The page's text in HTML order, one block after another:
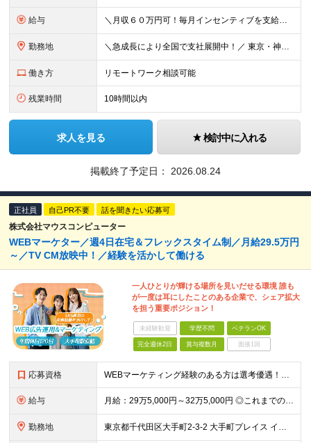
給与 ＼⽉収６０万円可！毎⽉インセンティブを⽀給／ ⽉給３０万円〜+ダブルインセンティブ（個⼈+⽀店達成率に応じて） ※営業⼿当含む ▼下記固定残業代を含みます ・関東圏：5万8000円〜（⽉36h分）＋
勤務地 ＼急成⻑により全国で⽀社展開中！／ 東京・神奈川・埼⽟・千葉・⼤阪・名古屋・神⼾・新潟・⾦沢・京都・広島・福岡などで募集中！ ★東京、⼤阪、名古屋、福岡は急募のため、特に選考優遇します★ ◎勤務地は
働き方 リモートワーク相談可能
残業時間 10時間以内
求人を見る 検討中に入れる
掲載終了予定日： 2026.08.24
正社員 自己PR不要 話を聞きたい応募可
株式会社マウスコンピューター
WEBマーケター／週4日在宅＆フレックスタイム制／月給29.5万円
～／TV CM放映中！／経験を活かして働ける
一人ひとりが輝ける場所を見いだせる環境 誰も
が一度は耳にしたことのある企業で、シェア拡大
を担う重要ポジション！
未経験歓迎 学歴不問 ベテランOK
完全週休2日 賞与複数月 面接1回
応募資格 WEBマーケティング経験のある方は選考優遇！人物重視の採用です◎ 【必須条件】 ◎WEB広告の企画～運用までのご経験（年数不問） ◎Google Analytics 4（GA4）を使用したご経験のあ
給与 月給：29万5,000円～32万5,000円 ◎これまでの経験と能力を考慮の上、決定します！ ☆明確な評価制度とキャリア形成 当社では個人の頑張りを反映する明確な評価制度を設けています。将来にわた
勤務地 東京都千代田区大手町2-3-2 大手町プレイス イーストタワー6階